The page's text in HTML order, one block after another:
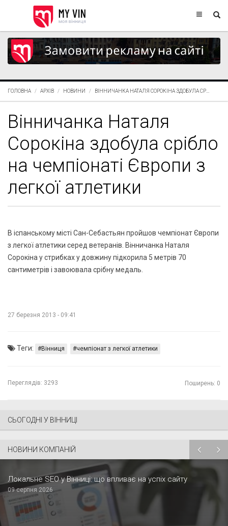
ГОЛОВНА АРХІВ НОВИНИ ВІННИЧАНКА НАТАЛЯ СОРОКІНА ЗДОБУЛА СР...
Вінничанка Наталя
Сорокіна здобула срібло
на чемпіонаті Європи з
легкої атлетики
В іспанському місті Сан-Себастьян пройшов чемпіонат Європи
з легкої атлетики серед ветеранів. Вінничанка Наталя
Сорокіна у стрибках у довжину підкорила 5 метрів 70
сантиметрів і завоювала срібну медаль.
27 березня 2013 - 09:41
Теги: Вінниця чемпіонат з легкої атлетики
Переглядів: 3293 Поширень: 0
СЬОГОДНІ У ВІННИЦІ
НОВИНИ КОМПАНІЙ
Локальне SEO у Вінниці: що впливає на успіх сайту
09 серпня 2026